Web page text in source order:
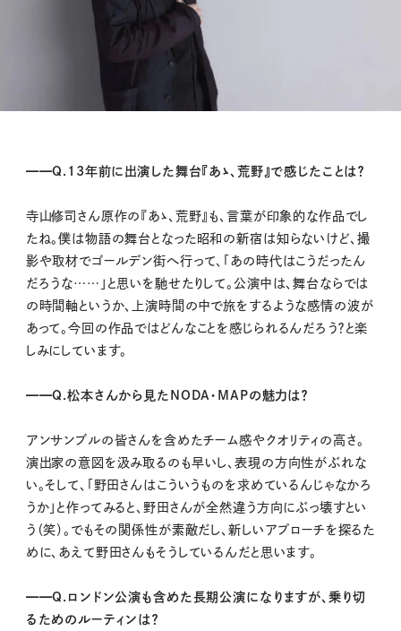
━━Q.13年前に出演した舞台『あゝ、荒野』で感じたことは？
寺山修司さん原作の『あゝ、荒野』も、言葉が印象的な作品でし
たね。僕は物語の舞台となった昭和の新宿は知らないけど、撮
影や取材でゴールデン街へ行って、「あの時代はこうだったん
だろうな……」と思いを馳せたりして。公演中は、舞台ならでは
の時間軸というか、上演時間の中で旅をするような感情の波が
あって。今回の作品ではどんなことを感じられるんだろう？と楽
しみにしています。
━━Q.松本さんから見たNODA・MAPの魅力は？
アンサンブルの皆さんを含めたチーム感やクオリティの高さ。
演出家の意図を汲み取るのも早いし、表現の方向性がぶれな
い。そして、「野田さんはこういうものを求めているんじゃなかろ
うか」と作ってみると、野田さんが全然違う方向にぶっ壊すとい
う（笑）。でもその関係性が素敵だし、新しいアプローチを探るた
めに、あえて野田さんもそうしているんだと思います。
━━Q.ロンドン公演も含めた長期公演になりますが、乗り切
るためのルーティンは？